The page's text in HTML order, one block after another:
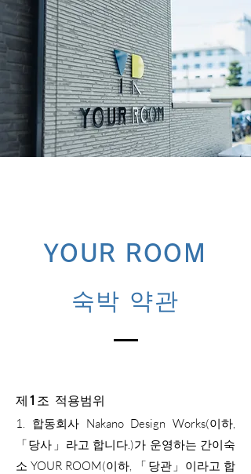
YOUR ROOM
숙박 약관
제1조 적용범위
1. 합동회사 Nakano Design Works(이하,
「당사」라고 합니다.)가 운영하는 간이숙
소 YOUR ROOM(이하, 「당관」이라고 합